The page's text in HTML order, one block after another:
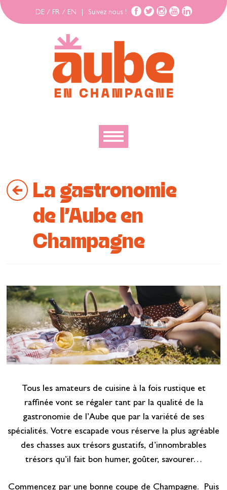
DE / FR / EN Suivez nous !
Explorer
Se loger
Se restaurer
La gastronomie
de l’Aube en
Champagne
Tous les amateurs de cuisine à la fois rustique et
raffinée vont se régaler tant par la qualité de la
gastronomie de l’Aube que par la variété de ses
spécialités. Votre escapade vous réserve la plus agréable
des chasses aux trésors gustatifs, d’innombrables
trésors qu’il fait bon humer, goûter, savourer…
Commencez par une bonne coupe de Champagne. Puis